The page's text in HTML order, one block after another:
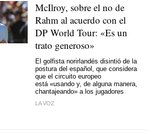
McIlroy, sobre el no de
Rahm al acuerdo con el
DP World Tour: «Es un
trato generoso»
El golfista norirlandés disintió de la
postura del español, que considera
que el circuito europeo
está «usando y, de alguna manera,
chantajeando» a los jugadores
LA VOZ